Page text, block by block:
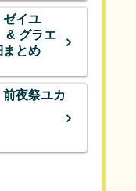
ゼイユ
& グラエ
まとめ
前夜祭ユカ